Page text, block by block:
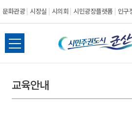
문화관광 시장실 시의회 시민광장플랫폼 인구
시
민
전
체
뉴
열
교육안내